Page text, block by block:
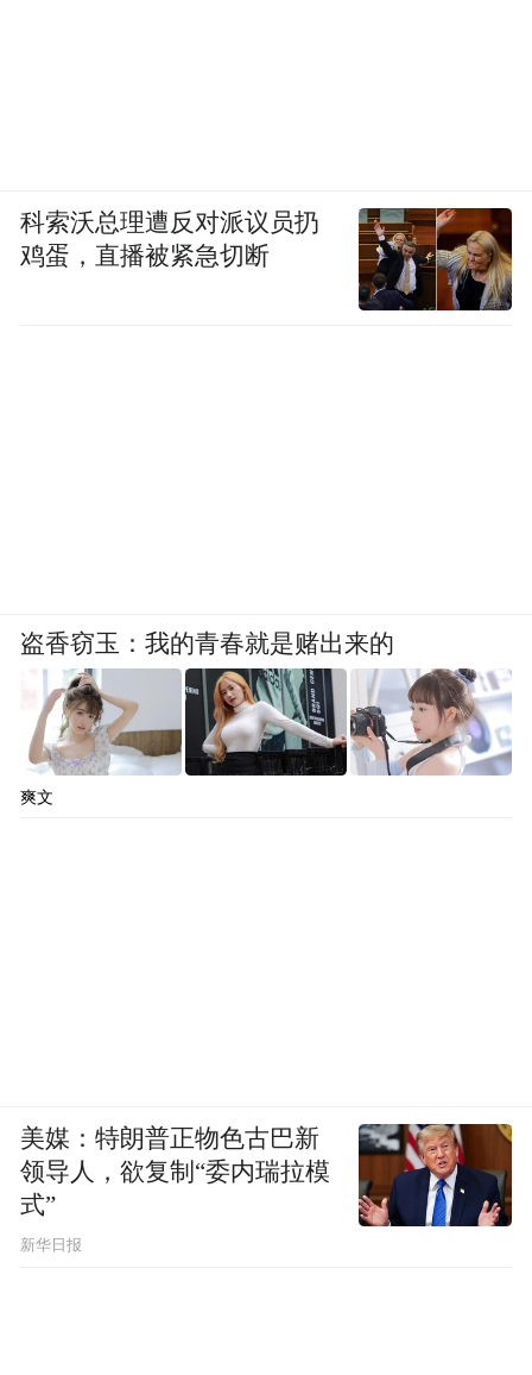
科索沃总理遭反对派议员扔
鸡蛋，直播被紧急切断
盗香窃玉：我的青春就是赌出来的
爽文
美媒：特朗普正物色古巴新
领导人，欲复制“委内瑞拉模
式”
新华日报